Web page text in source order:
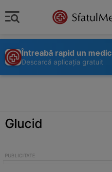
Întreabă rapid un medic
Descarcă aplicația gratuit
Glucid